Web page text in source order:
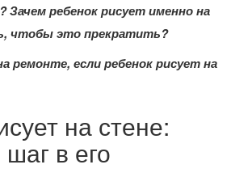
Зачем ребенок рисует именно на
чтобы это прекратить?
на стене:
шаг в его